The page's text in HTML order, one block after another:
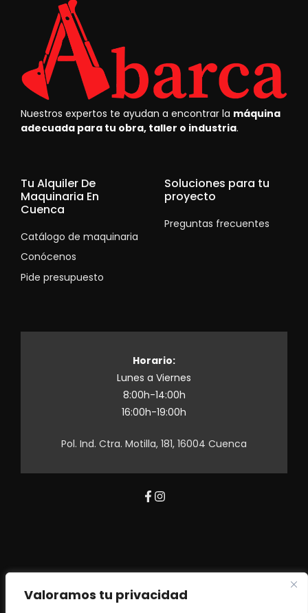
Valoramos tu privacidad
Nuestros expertos te ayudan a encontrar la máquina
adecuada para tu obra, taller o industria.
Tu Alquiler De
Maquinaria En
Cuenca
Catálogo de maquinaria
Conócenos
Pide presupuesto
Soluciones para tu
proyecto
Preguntas frecuentes
Horario:
Lunes a Viernes
8:00h-14:00h
16:00h-19:00h
Pol. Ind. Ctra. Motilla, 181, 16004 Cuenca
Política de Privacidad
Términos y Condiciones